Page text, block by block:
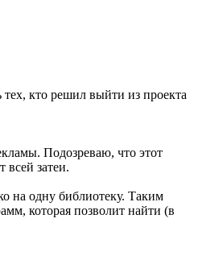
кто решил выйти из проекта
Подозреваю, что этот
всей затеи.
на одну библиотеку. Таким
которая позволит найти (в